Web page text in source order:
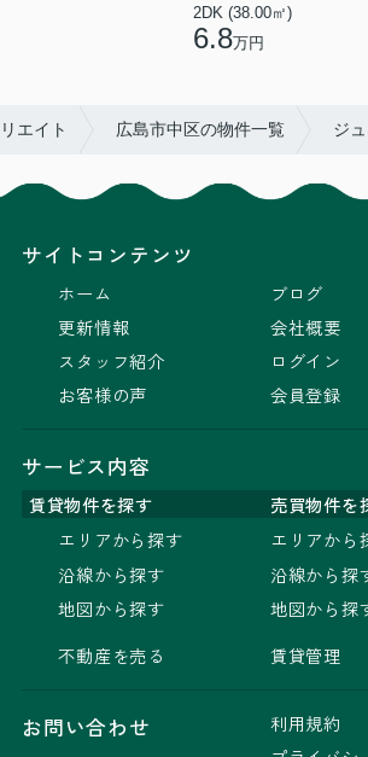
2DK (38.00㎡)
6.8万円
エイト 広島市中区の物件一覧 ジ
サイトコンテンツ
ホーム
更新情報
スタッフ紹介
お客様の声
ブログ
会社概要
ログイン
会員登録
サービス内容
賃貸物件を探す
売買物件を
エリアから探す
沿線から探す
地図から探す
不動産を売る
エリアから
沿線から探
地図から探
賃貸管理
お問い合わせ
利用規約